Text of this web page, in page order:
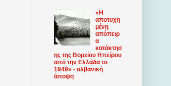
«Η
αποτυχη
μένη
απόπειρ
α
κατάκτησ
ης της Βορείου Ηπείρου
από την Ελλάδα το
1949» - αλβανική
άποψη